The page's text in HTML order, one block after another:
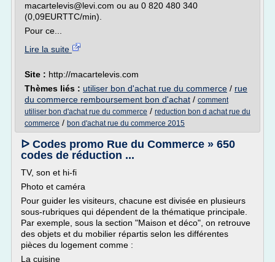
macartelevis@levi.com ou au 0 820 480 340
(0,09EURTTC/min).
Pour ce...
Lire la suite
Site : http://macartelevis.com
Thèmes liés : utiliser bon d'achat rue du commerce / rue
du commerce remboursement bon d'achat / comment
utiliser bon d'achat rue du commerce / reduction bon d achat rue du
commerce / bon d'achat rue du commerce 2015
ᐅ Codes promo Rue du Commerce » 650
codes de réduction ...
TV, son et hi-fi
Photo et caméra
Pour guider les visiteurs, chacune est divisée en plusieurs
sous-rubriques qui dépendent de la thématique principale.
Par exemple, sous la section "Maison et déco", on retrouve
des objets et du mobilier répartis selon les différentes
pièces du logement comme :
La cuisine